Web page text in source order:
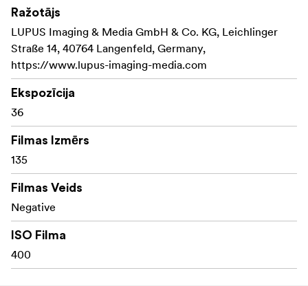
Ražotājs
LUPUS Imaging & Media GmbH & Co. KG, Leichlinger
Straße 14, 40764 Langenfeld, Germany,
https://www.lupus-imaging-media.com
Ekspozīcija
36
Filmas Izmērs
135
Filmas Veids
Negative
ISO Filma
400